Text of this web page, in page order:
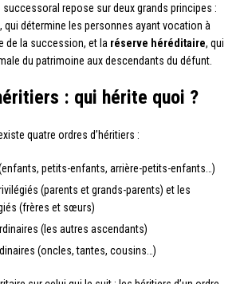
successoral repose sur deux grands principes :
, qui détermine les personnes ayant vocation à
de la succession, et la réserve héréditaire, qui
du patrimoine aux descendants du défunt.
: qui hérite quoi ?
quatre ordres d’héritiers :
petits-enfants, arrière-petits-enfants…)
(parents et grands-parents) et les
(frères et sœurs)
(les autres ascendants)
(oncles, tantes, cousins…)